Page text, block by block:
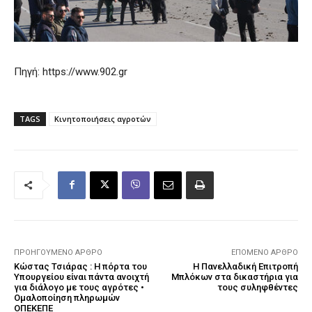
Πηγή: https://www.902.gr
TAGS Κινητοποιήσεις αγροτών
ΠΡΟΗΓΟΎΜΕΝΟ ΆΡΘΡΟ
Κώστας Τσιάρας : Η πόρτα του
Υπουργείου είναι πάντα ανοιχτή
για διάλογο με τους αγρότες •
Ομαλοποίηση πληρωμών
ΟΠΕΚΕΠΕ
ΕΠΌΜΕΝΟ ΆΡΘΡΟ
Η Πανελλαδική Επιτροπή
Μπλόκων στα δικαστήρια για
τους συληφθέντες